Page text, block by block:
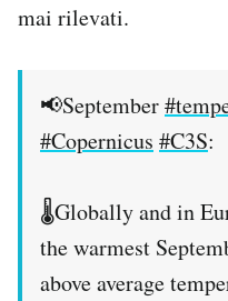
mai rilevati.
📢September
#Copernicus #C3S:
🌡️Globally and in
the warmest
above average